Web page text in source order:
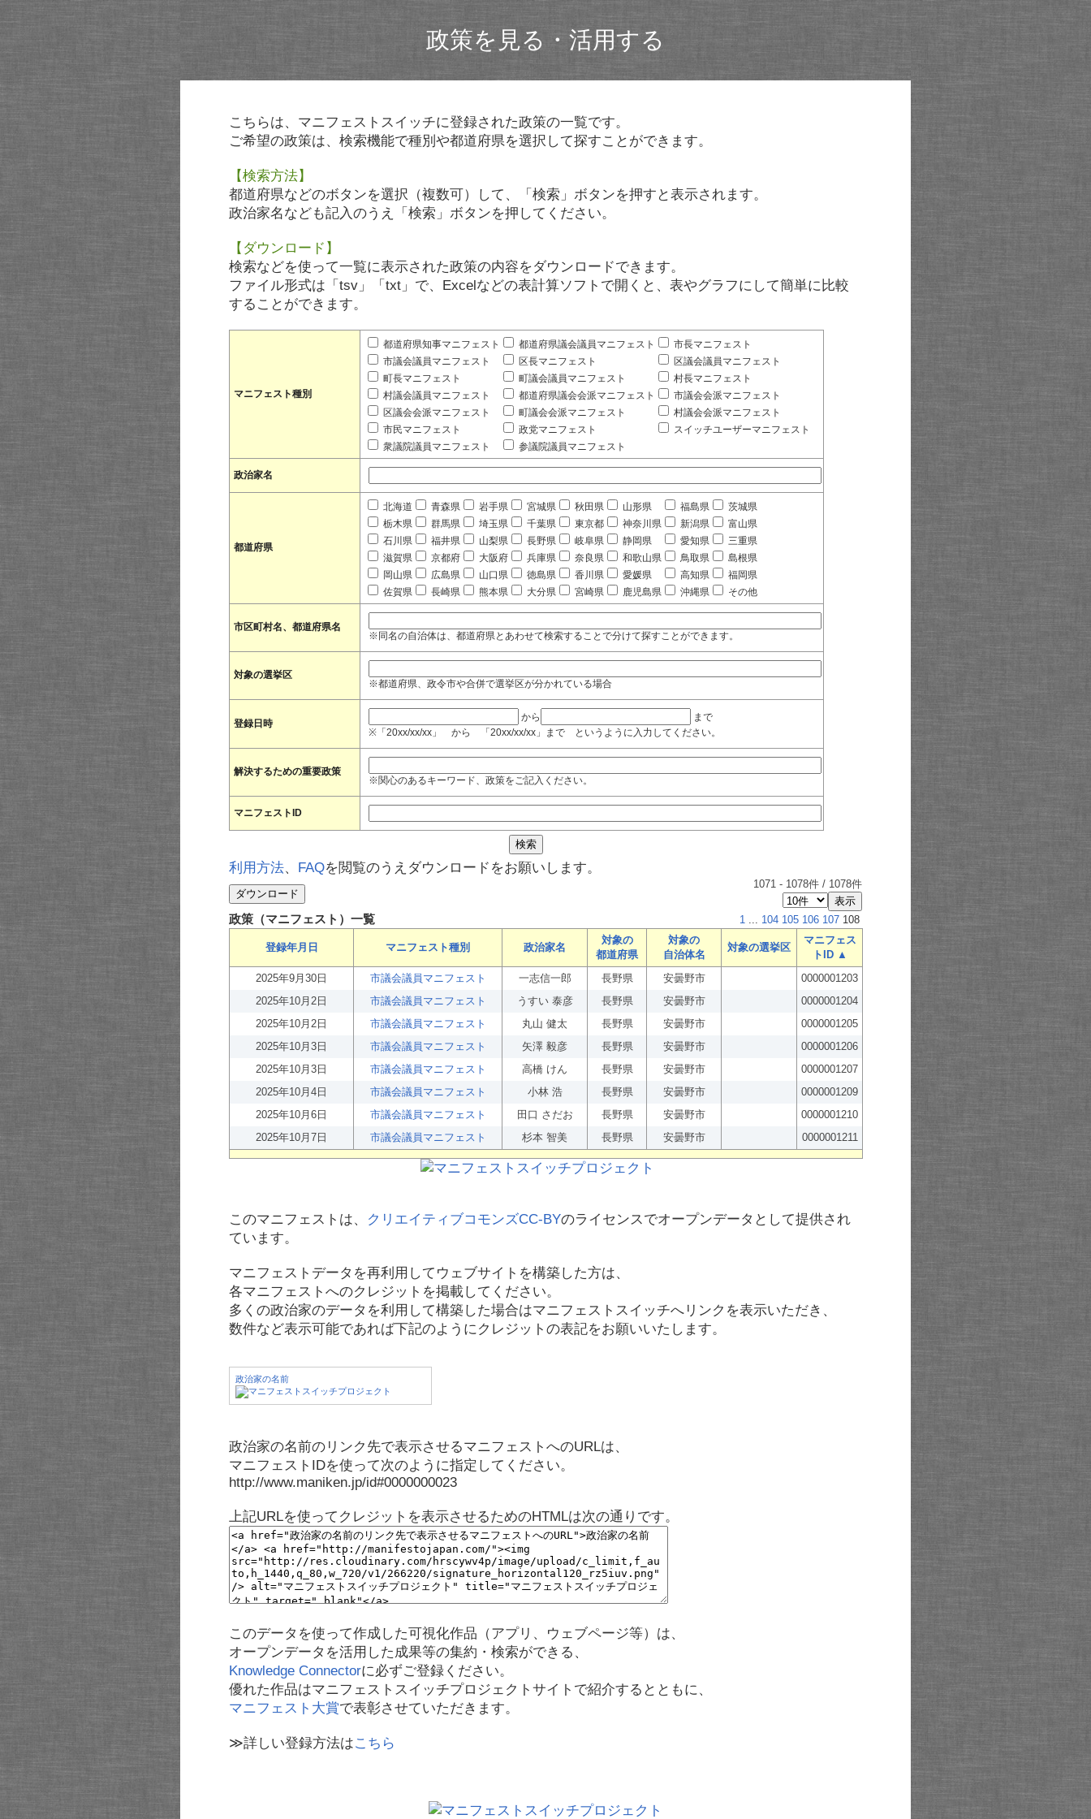
政策を見る・活用する
こちらは、マニフェストスイッチに登録された政策の一覧です。
ご希望の政策は、検索機能で種別や都道府県を選択して探すことができます。
【検索方法】
都道府県などのボタンを選択（複数可）して、「検索」ボタンを押すと表示されます。
政治家名なども記入のうえ「検索」ボタンを押してください。
【ダウンロード】
検索などを使って一覧に表示された政策の内容をダウンロードできます。
ファイル形式は「tsv」「txt」で、Excelなどの表計算ソフトで開くと、表やグラフにして簡単に比較
することができます。
マニフェスト種別
都道府県知事マニフェスト 都道府県議会議員マニフェスト
市長マニフェスト
市議会議員マニフェスト
区長マニフェスト
区議会議員マニフェスト
町長マニフェスト
町議会議員マニフェスト
村長マニフェスト
村議会議員マニフェスト
都道府県議会会派マニフェスト
市議会会派マニフェスト
区議会会派マニフェスト
町議会会派マニフェスト
村議会会派マニフェスト
市民マニフェスト
政党マニフェスト
スイッチユーザーマニフェスト
衆議院議員マニフェスト
参議院議員マニフェスト
政治家名
都道府県
北海道 青森県 岩手県 宮城県 秋田県 山形県 福島県
茨城県
栃木県
群馬県 埼玉県 千葉県 東京都 神奈川県 新潟県
富山県
石川県
福井県 山梨県 長野県 岐阜県 静岡県 愛知県
三重県
滋賀県
京都府 大阪府 兵庫県 奈良県 和歌山県 鳥取県
島根県
岡山県
広島県 山口県 徳島県 香川県 愛媛県 高知県
福岡県
佐賀県
長崎県 熊本県 大分県 宮崎県 鹿児島県 沖縄県 その他
市区町村名、都道府県名
※同名の自治体は、都道府県とあわせて検索することで分けて探すことができます。
対象の選挙区
※都道府県、政令市や合併で選挙区が分かれている場合
登録日時
から
まで
※「20xx/xx/xx」 から 「20xx/xx/xx」まで というように入力してください。
解決するための重要政策
※関心のあるキーワード、政策をご記入ください。
マニフェストID
利用方法、 FAQを閲覧のうえダウンロードをお願いします。
1071 - 1078件 / 1078件
政策（マニフェスト）一覧 1 ... 104 105 106 107 108
登録年月日 マニフェスト種別 政治家名
対象の
都道府県
対象の
自治体名
対象の選挙区
マニフェス
トID ▲
2025年9月30日
市議会議員マニフェスト 一志信一郎 長野県 安曇野市
0000001203
2025年10月2日
市議会議員マニフェスト うすい 泰彦 長野県 安曇野市
0000001204
2025年10月2日
市議会議員マニフェスト 丸山 健太 長野県 安曇野市
0000001205
2025年10月3日
市議会議員マニフェスト 矢澤 毅彦 長野県 安曇野市
0000001206
2025年10月3日
市議会議員マニフェスト 高橋 けん 長野県 安曇野市
0000001207
2025年10月4日
市議会議員マニフェスト 小林 浩 長野県 安曇野市
0000001209
2025年10月6日
市議会議員マニフェスト 田口 さだお 長野県 安曇野市
0000001210
2025年10月7日
市議会議員マニフェスト 杉本 智美 長野県 安曇野市 0000001211
このマニフェストは、 クリエイティブコモンズCC-BYのライセンスでオープンデータとして提供され
ています。
マニフェストデータを再利用してウェブサイトを構築した方は、
各マニフェストへのクレジットを掲載してください。
多くの政治家のデータを利用して構築した場合はマニフェストスイッチへリンクを表示いただき、
数件など表示可能であれば下記のようにクレジットの表記をお願いいたします。
政治家の名前
政治家の名前のリンク先で表示させるマニフェストへのURLは、
マニフェストIDを使って次のように指定してください。
http://www.maniken.jp/id#0000000023
上記URLを使ってクレジットを表示させるためのHTMLは次の通りです。
このデータを使って作成した可視化作品（アプリ、ウェブページ等）は、
オープンデータを活用した成果等の集約・検索ができる、
Knowledge Connectorに必ずご登録ください。
優れた作品はマニフェストスイッチプロジェクトサイトで紹介するとともに、
マニフェスト大賞で表彰させていただきます。
≫詳しい登録方法はこちら